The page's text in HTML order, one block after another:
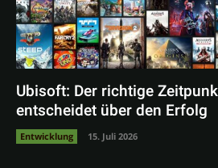
Ubisoft: Der richtige
entscheidet über den Erfolg
Entwicklung 15. Juli 2026